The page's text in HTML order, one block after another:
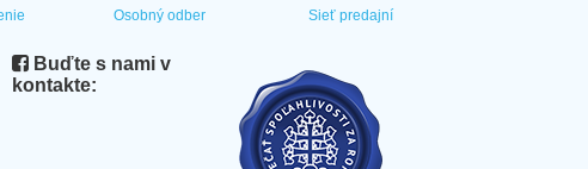
Osobný odber Sieť predajní
Buďte s nami v
kontakte: